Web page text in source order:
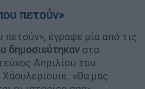
πετούν»
πετούν», έγραφε μία από τις
δημοσιεύτηκαν στα
Απριλίου του
«Θα μας